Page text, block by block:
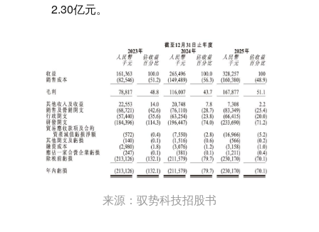
2.30亿元。
来源：驭势科技招股书